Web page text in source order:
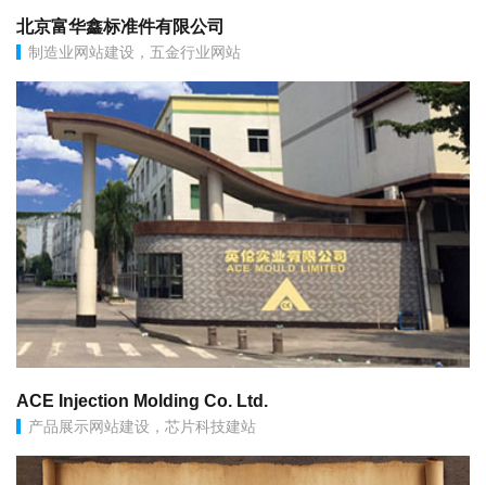
北京富华鑫标准件有限公司
制造业网站建设，五金行业网站
ACE Injection Molding Co. Ltd.
产品展示网站建设，芯片科技建站